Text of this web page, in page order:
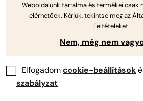
Weboldalunk tartalma és termékei csak
elérhetőek. Kérjük, tekintse meg az
Feltételeket.
Nem, még nem
Elfogadomcookie-beállítások
szabályzat